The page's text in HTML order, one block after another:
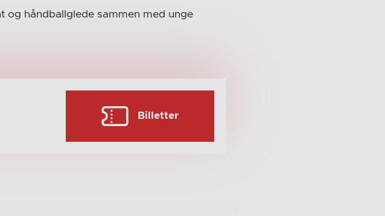
og håndballglede sammen med unge
Billetter